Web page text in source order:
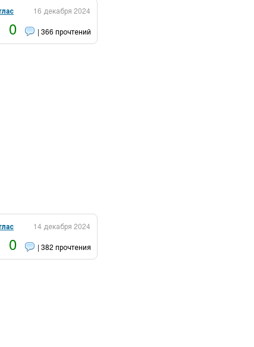
16 декабря 2024
0 | 366 прочтений
14 декабря 2024
0 | 382 прочтения